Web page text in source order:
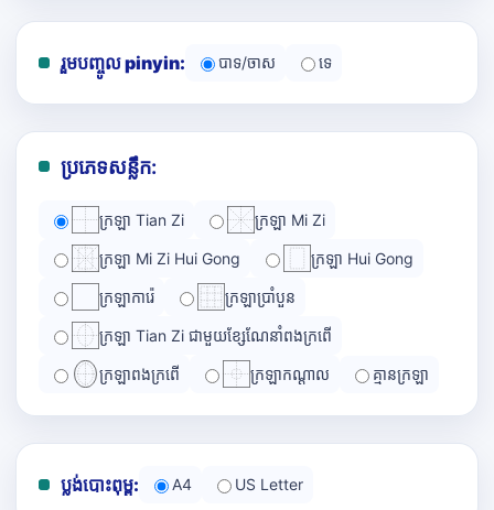
រួមបញ្ចូល pinyin: បាទ/ចាស ទេ
ប្រភេទសន្លឹក:
ក្រឡា Tian Zi ក្រឡា Mi Zi
ក្រឡា Mi Zi Hui Gong ក្រឡា Hui Gong
ក្រឡាការ៉េ ក្រឡាប្រាំបួន
ក្រឡា Tian Zi ជាមួយខ្សែណែនាំពងក្រពើ
ក្រឡាពងក្រពើ ក្រឡាកណ្ដាល គ្មានក្រឡា
ប្លង់បោះពុម្ព: A4 US Letter